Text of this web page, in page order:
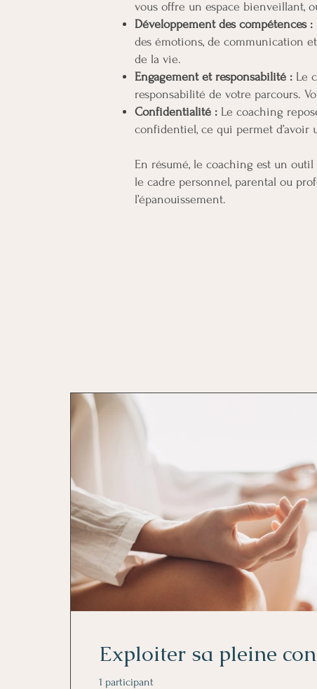
vous offre un espace bienveillant,
Développement des compétences :
des émotions, de communication
de la vie.
Engagement et responsabilité : Le
responsabilité de votre parcours.
Confidentialité : Le coaching
confidentiel, ce qui permet
En résumé, le coaching est un
le cadre personnel, parental ou
l’épanouissement.
Exploiter sa pleine
1 participant